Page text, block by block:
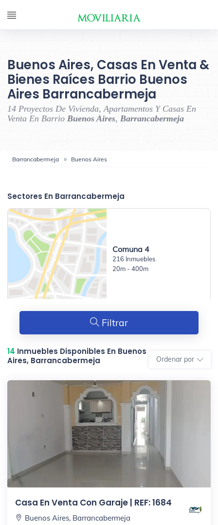
Buenos Aires, Casas En Venta &
Bienes Raíces Barrio Buenos
Aires Barrancabermeja
14 Proyectos De Vivienda, Apartamentos Y Casas En
Venta En Barrio Buenos Aires, Barrancabermeja
Barrancabermeja Buenos Aires
Sectores En Barrancabermeja
Comuna 4
216 Inmuebles
20m - 400m
Filtrar
14 Inmuebles Disponibles En Buenos
Aires, Barrancabermeja
Ordenar por
Casa En Venta Con Garaje | REF: 1684
Buenos Aires, Barrancabermeja